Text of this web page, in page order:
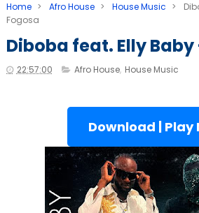
Home > Afro House > House Music >
Fogosa
Diboba feat. Elly
22:57:00 Afro House, House Music
Download | Play